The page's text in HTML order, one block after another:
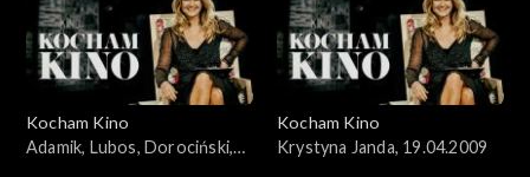
Kocham Kino
Adamik, Lubos, Dorociński,
Kocham Kino
Krystyna Janda, 19.04.2009